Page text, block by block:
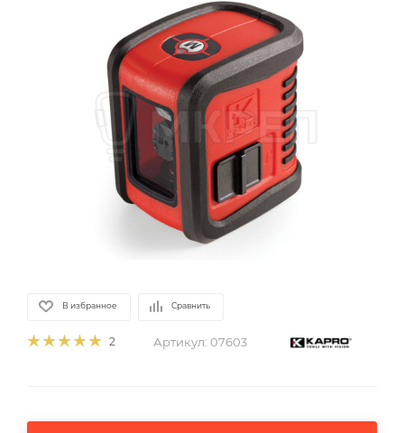
В избранное Сравнить
2 Артикул: 07603